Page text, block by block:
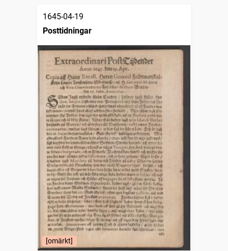
1645-04-19
Posttidningar
[omärkt]